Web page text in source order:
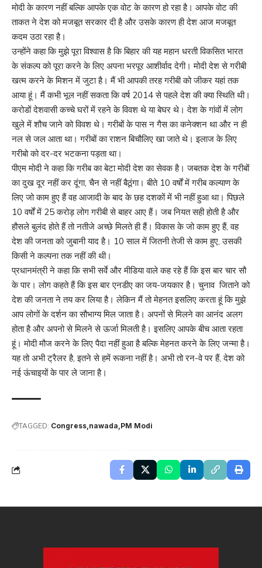
मोदी के कारण नहीं बल्कि आपके एक वोट के कारण हो रहा है। आपके वोट की
ताकत ने देश को मजबूत सरकार दी है और उसके कारण ही देश आज मजबूत
कदम उठा रहा है।
उन्होंने कहा कि मुझे पूरा विश्वास है कि बिहार की यह महान धरती विकसित भारत
के संकल्प को पूरा करने के लिए अपना भरपूर आशीर्वाद देगी। मोदी देश से गरीबी
खत्म करने के मिशन में जुटा है। मैं भी आपकी तरह गरीबी को जीकर यहां तक
आया हूं। मैं कभी भूल नहीं सकता कि वर्ष 2014 से पहले देश की क्या स्थिति थी।
करोडों देशवासी कच्चे घरों में रहने के विवश थे या बेघर थे। देश के गांवों में लोग
खुले में शौच जाने को विवश थे। गरीबों के पास न गैस का कनेक्शन था और न ही
नल से जल आता था। गरीबों का राशन बिचौलिए खा जाते थे। इलाज के लिए
गरीबो को दर-दर भटकना पड़ता था।
पीएम मोदी ने कहा कि गरीब का बेटा मोदी देश का सेवक है। जबतक देश के गरीबों
का दुख दूर नहीं कर दूंगा, चैन से नहीं बैठूंगा। बीते 10 वर्षों में गरीब कल्याण के
लिए जो काम हुए हैं वह आजादी के बाद के छह दशकों में भी नहीं हुआ था। पिछले
10 वर्षों में 25 करोड़ लोग गरीबी से बाहर आए हैं। जब नियत सही होती है और
हौसले बुलंद होते हैं तो नतीजे अच्छे मिलते ही हैं। विकास के जो काम हुए हैं, वह
देश की जनता को जुबानी याद है। 10 साल में जितनी तेजी से काम हुए, उसकी
किसी ने कल्पना तक नहीं की थी।
प्रधानमंत्री ने कहा कि सभी सर्वे और मीडिया वाले कह रहे हैं कि इस बार चार सौ
के पार। लोग कहते हैं कि इस बार एनडीए का जय-जयकार है। चुनाव जिताने को
देश की जनता ने तय कर लिया है। लेकिन मैं तो मेहनत इसलिए करता हूं कि मुझे
आप लोगों के दर्शन का सौभाग्य मिल जाता है। अपनों से मिलने का आनंद अलग
होता है और अपनो से मिलने से ऊर्जा मिलती है। इसलिए आपके बीच आता रहता
हूं। मोदी मौज करने के लिए पैदा नहीं हुआ है बल्कि मेहनत करने के लिए जन्मा है।
यह तो अभी ट्रैलर है, इतने से हमें रूकना नहीं है। अभी तो रन-वे पर हैं, देश को
नई ऊंचाइयों के पार ले जाना है।
TAGGED: Congress nawada PM Modi